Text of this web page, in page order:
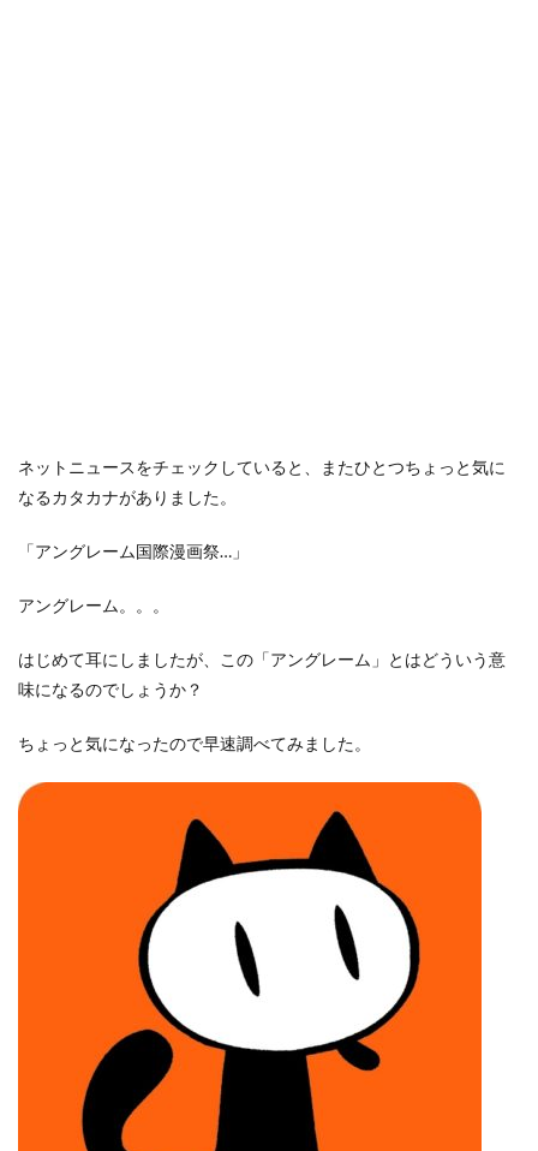
ネットニュースをチェックしていると、またひとつちょっと気に
なるカタカナがありました。
「アングレーム国際漫画祭…」
アングレーム。。。
はじめて耳にしましたが、この「アングレーム」とはどういう意
味になるのでしょうか？
ちょっと気になったので早速調べてみました。